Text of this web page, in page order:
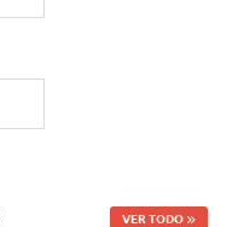
VER TODO